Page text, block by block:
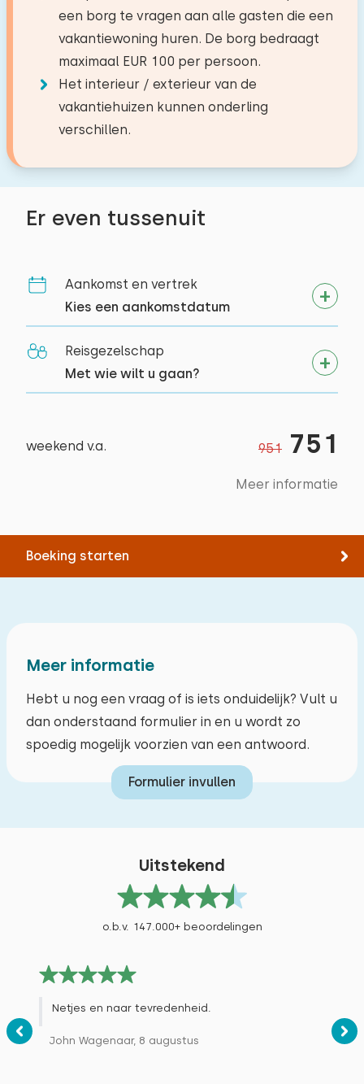
Er even tussenuit
Aankomst en vertrek
Kies een aankomstdatum
Reisgezelschap
Met wie wilt u gaan?
weekend v.a. 951 751
Meer informatie
Boeking starten
een borg te vragen aan alle gasten die een
vakantiewoning huren. De borg bedraagt
maximaal EUR 100 per persoon.
Het interieur / exterieur van de
vakantiehuizen kunnen onderling
verschillen.
Doelgroepen
Studentenverenigingen
Slaapkamer 4
Verdieping:
1e verdieping
Slaapplaatsen: 2
Ruimte voor extra kinderbed
Slaapkamer 5
Slaapplaatsen: 2
Bed: Eenpersoons
Afmetingen: 80 x 200
Dekbed(den): Eenpersoons
Ruimte voor extra kinderbed
Toiletten:1
Bushalte
3,0 km
Activiteiten in de
omgeving
Kanoën
Paardrijden
Fietsen
Tennissen
Zwemmen
Meer informatie
Hebt u nog een vraag of is iets onduidelijk? Vult u
dan onderstaand formulier in en u wordt zo
spoedig mogelijk voorzien van een antwoord.
Formulier invullen
maart 2026
Karin Keijsers
Uitstekend
o.b.v. 147.000+ beoordelingen
Netjes en naar tevredenheid.
John Wagenaar, 8 augustus